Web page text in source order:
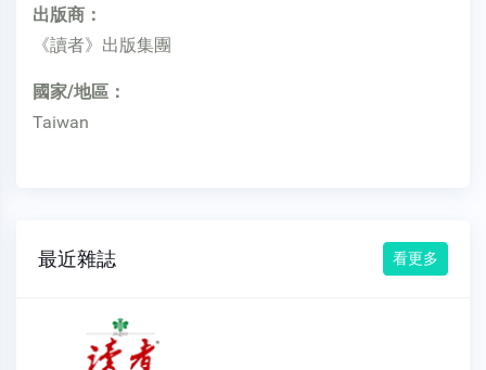
出版商：
《讀者》出版集團
國家/地區：
Taiwan
最近雜誌 看更多